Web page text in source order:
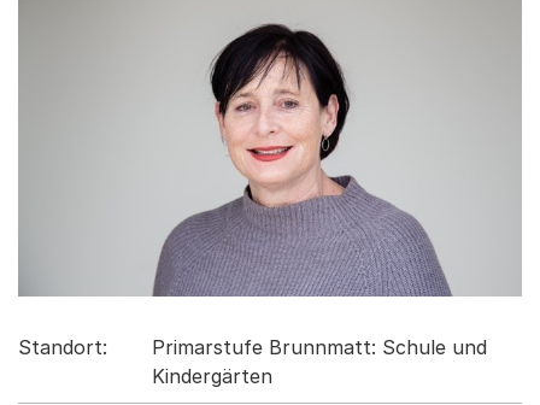
Standort:
Primarstufe Brunnmatt: Schule und
Kindergärten